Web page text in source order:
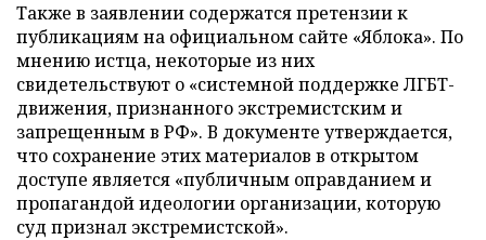
Также в заявлении содержатся претензии к
публикациям на официальном сайте «Яблока». По
мнению истца, некоторые из них
свидетельствуют о «системной поддержке ЛГБТ-
движения, признанного экстремистским и
запрещенным в РФ». В документе утверждается,
что сохранение этих материалов в открытом
доступе является «публичным оправданием и
пропагандой идеологии организации, которую
суд признал экстремистской».